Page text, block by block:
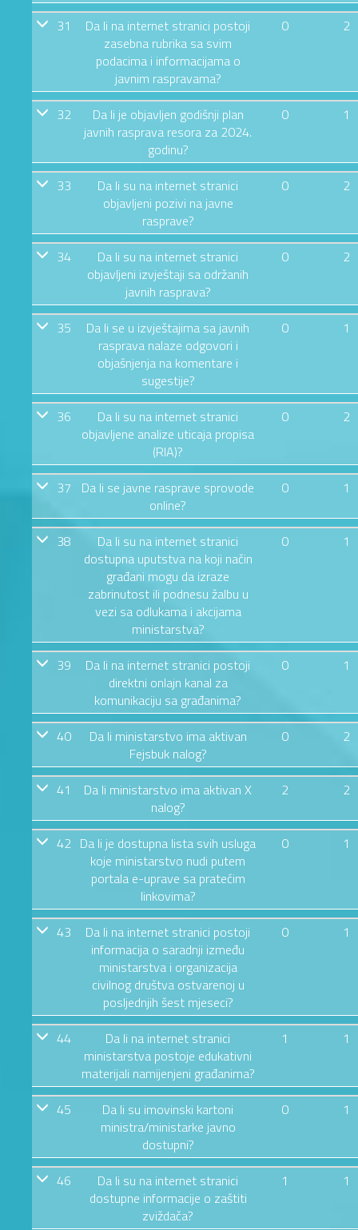
31
Da li na internet stranici postoji
zasebna rubrika sa svim
podacima i informacijama o
javnim raspravama?
0 2
32
Da li je objavljen godišnji plan
javnih rasprava resora za 2024.
godinu?
0 1
33
Da li su na internet stranici
objavljeni pozivi na javne
rasprave?
0 2
34
Da li su na internet stranici
objavljeni izvještaji sa održanih
javnih rasprava?
0 2
35
Da li se u izvještajima sa javnih
rasprava nalaze odgovori i
objašnjenja na komentare i
sugestije?
0 1
36
Da li su na internet stranici
objavljene analize uticaja propisa
(RIA)?
0 2
37
Da li se javne rasprave sprovode
online?
0 1
38
Da li su na internet stranici
dostupna uputstva na koji način
građani mogu da izraze
zabrinutost ili podnesu žalbu u
vezi sa odlukama i akcijama
ministarstva?
0 1
39
Da li na internet stranici postoji
direktni onlajn kanal za
komunikaciju sa građanima?
0 1
40
Da li ministarstvo ima aktivan
Fejsbuk nalog?
0 2
41
Da li ministarstvo ima aktivan X
nalog?
2 2
42 Da li je dostupna lista svih usluga
koje ministarstvo nudi putem
portala e-uprave sa pratećim
linkovima?
0 1
43
Da li na internet stranici postoji
informacija o saradnji između
ministarstva i organizacija
civilnog društva ostvarenoj u
posljednjih šest mjeseci?
0 1
44
Da li na internet stranici
ministarstva postoje edukativni
materijali namijenjeni građanima?
1 1
45
Da li su imovinski kartoni
ministra/ministarke javno
dostupni?
0 1
46
Da li su na internet stranici
dostupne informacije o zaštiti
zviždača?
1 1